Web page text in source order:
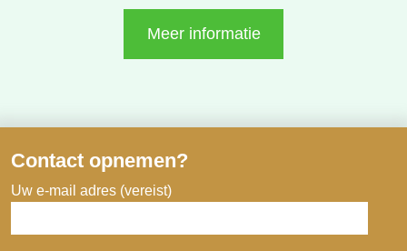
Meer informatie
Contact opnemen?
Uw e-mail adres (vereist)